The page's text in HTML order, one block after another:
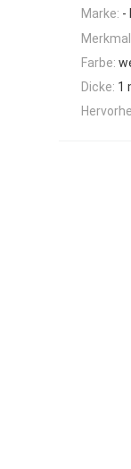
Marke: -
Farbe:
Dicke: 1